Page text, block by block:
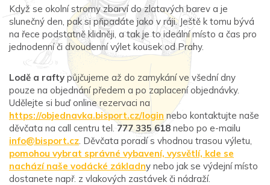
Když se okolní stromy zbarví do zlatavých barev a je
slunečný den, pak si připadáte jako v ráji. Ještě k tomu bývá
na řece podstatně klidněji, a tak je to ideální místo a čas pro
jednodenní či dvoudenní výlet kousek od Prahy.
Lodě a rafty půjčujeme až do zamykání ve všední dny
pouze na objednání předem a po zaplacení objednávky.
Udělejte si buď online rezervaci na
https://objednavka.bisport.cz/login nebo kontaktujte naše
děvčata na call centru tel. 777 335 618 nebo po e-mailu
info@bisport.cz. Děvčata poradí s vhodnou trasou výletu,
pomohou vybrat správné vybavení, vysvětlí, kde se
nachází naše vodácké základny nebo jak se výdejní místo
dostanete např. z vlakových zastávek či nádraží.